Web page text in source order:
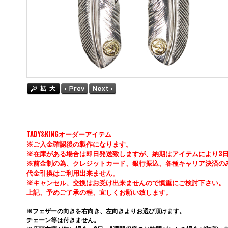
TADY&KINGオーダーアイテム
※ご入金確認後の製作になります。
※在庫がある場合は即日発送致しますが、納期はアイテムにより3
※前金制の為、クレジットカード、銀行振込、各種キャリア決済の
代金引換はご利用出来ません。
※キャンセル、交換はお受け出来ませんので慎重にご検討下さい。
上記、予めご了承の程、宜しくお願い致します。
※フェザーの向きを右向き、左向きよりお選び頂けます。
チェーン等は付きません。